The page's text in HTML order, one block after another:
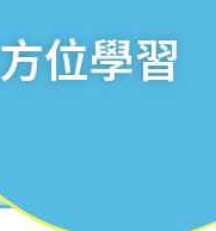
方位學習